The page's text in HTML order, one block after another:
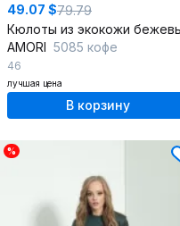
49.07 $79.79
AMORI 5085 кофе
46
лучшая цена
В корзину
%